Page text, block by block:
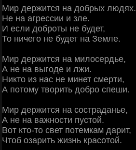
Мир держится на добрых людях.
Не на агрессии и зле.
И если доброты не будет,
То ничего не будет на Земле.
Мир держится на милосердье,
А не на выгоде и лжи.
Никто из нас не минет смерти,
А потому творить добро спеши.
Мир держится на состраданье,
А не на важности пустой.
Вот кто-то свет потемкам дарит,
Чтоб озарить жизнь красотой.